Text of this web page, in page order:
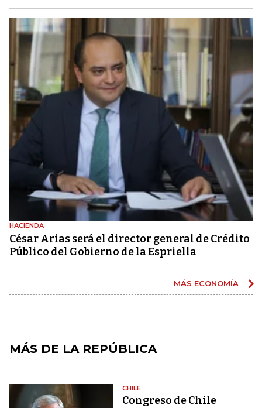
HACIENDA
César Arias será el director general de Crédito
Público del Gobierno de la Espriella
MÁS ECONOMÍA
MÁS DE LA REPÚBLICA
CHILE
Congreso de Chile